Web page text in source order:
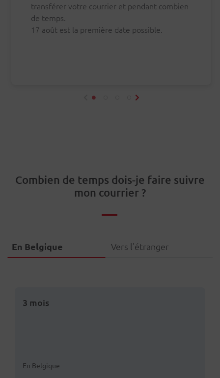
transférer votre courrier et pendant combien
de temps.
17 août est la première date possible.
Combien de temps dois-je faire suivre
mon courrier ?
En Belgique Vers l'étranger
3 mois
En Belgique